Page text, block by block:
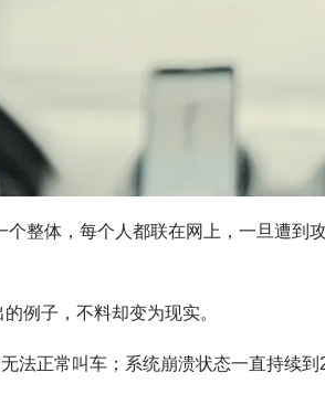
整体，每个人都联在网上，一旦遭到
例子，不料却变为现实。
法正常叫车；系统崩溃状态一直持续到